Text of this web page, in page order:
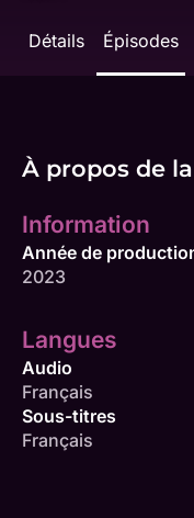
Détails Épisodes
À propos de la
Information
Année de
2023
Langues
Audio
Français
Sous-titres
Français